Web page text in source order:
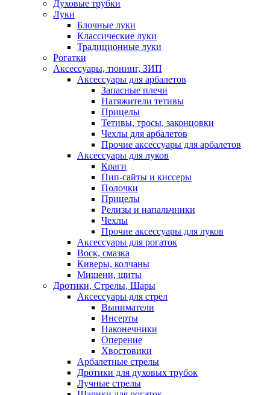
Духовые трубки
Луки
Блочные луки
Классические луки
Традиционные луки
Рогатки
Аксессуары, тюнинг, ЗИП
Аксессуары для арбалетов
Запасные плечи
Натяжители тетивы
Прицелы
Тетивы, тросы, законцовки
Чехлы для арбалетов
Прочие аксессуары для арбалетов
Аксессуары для луков
Краги
Пип-сайты и киссеры
Полочки
Прицелы
Релизы и напальчники
Чехлы
Прочие аксессуары для луков
Аксессуары для рогаток
Воск, смазка
Киверы, колчаны
Мишени, щиты
Дротики, Стрелы, Шары
Аксессуары для стрел
Выниматели
Инсерты
Наконечники
Оперение
Хвостовики
Арбалетные стрелы
Дротики для духовых трубок
Лучные стрелы